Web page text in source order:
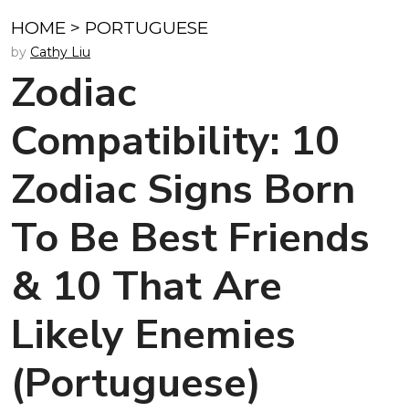
HOME > PORTUGUESE
by Cathy Liu
Zodiac
Compatibility: 10
Zodiac Signs Born
To Be Best Friends
& 10 That Are
Likely Enemies
(Portuguese)